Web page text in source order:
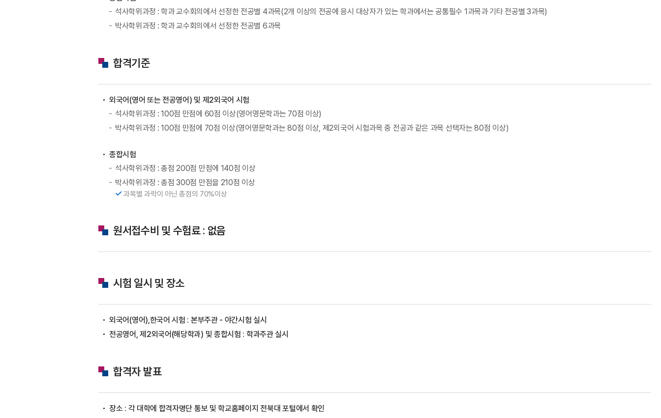
석사학위과정 : 학과 교수회의에서 선정한 전공별 4과목(2개 이상의 전공에 응시 대상자가 있는 학과에서는 공통필수 1과목과 기타 전공별 3과목)
박사학위과정 : 학과 교수회의에서 선정한 전공별 6과목
합격기준
외국어(영어 또는 전공영어) 및 제2외국어 시험
석사학위과정 : 100점 만점에 60점 이상(영어영문학과는 70점 이상)
박사학위과정 : 100점 만점에 70점 이상(영어영문학과는 80점 이상, 제2외국어 시험과목 중 전공과 같은 과목 선택자는 80점 이상)
종합시험
석사학위과정 : 총점 200점 만점에 140점 이상
박사학위과정 : 총점 300점 만점을 210점 이상
과목별 과락이 아닌 총점의 70%이상
원서접수비 및 수험료 : 없음
시험 일시 및 장소
외국어(영어),한국어 시험 : 본부주관 - 야간시험 실시
전공영어, 제2외국어(해당학과) 및 종합시험 : 학과주관 실시
합격자 발표
장소 : 각 대학에 합격자명단 통보 및 학교홈페이지 전북대 포털에서 확인